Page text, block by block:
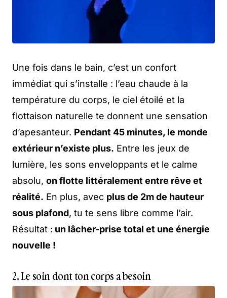
Une fois dans le bain, c’est un confort
immédiat qui s’installe : l’eau chaude à la
température du corps, le ciel étoilé et la
flottaison naturelle te donnent une sensation
d’apesanteur. Pendant 45 minutes, le monde
extérieur n’existe plus. Entre les jeux de
lumière, les sons enveloppants et le calme
absolu, on flotte littéralement entre rêve et
réalité. En plus, avec plus de 2m de hauteur
sous plafond, tu te sens libre comme l’air.
Résultat : un lâcher-prise total et une énergie
nouvelle !
2. Le soin dont ton corps a besoin